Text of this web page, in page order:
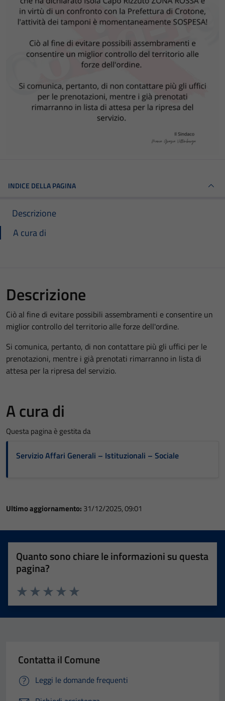
INDICE DELLA PAGINA
Descrizione
A cura di
Descrizione
Ciò al fine di evitare possibili assembramenti e consentire un
miglior controllo del territorio alle forze dell'ordine.
Si comunica, pertanto, di non contattare più gli uffici per le
prenotazioni, mentre i già prenotati rimarranno in lista di
attesa per la ripresa del servizio.
A cura di
Questa pagina è gestita da
Servizio Affari Generali – Istituzionali – Sociale
Ultimo aggiornamento: 31/12/2025, 09:01
Quanto sono chiare le informazioni su questa
pagina?
Valuta 5 stelle su 5
Valuta 4 stelle su 5
Valuta 3 stelle su 5
Valuta 2 stelle su 5
Valuta 1 stelle su 5
Contatta il Comune
Leggi le domande frequenti